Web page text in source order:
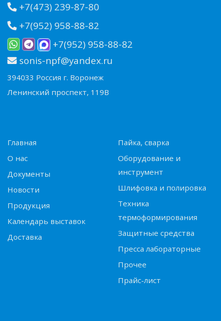
+7(473) 239-87-80
+7(952) 958-88-82
+7(952) 958-88-82
sonis-npf@yandex.ru
394033 Россия г. Воронеж
Ленинский проспект, 119В
Главная
О нас
Документы
Новости
Продукция
Календарь выставок
Доставка
Пайка, сварка
Оборудование и
инструмент
Шлифовка и полировка
Техника
термоформирования
Защитные средства
Пресса лабораторные
Прочее
Прайс-лист